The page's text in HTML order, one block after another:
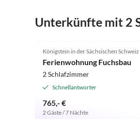
Unterkünfte mit 2
Königstein in der Sächsischen Schweiz
Ferienwohnung Fuchsbau
2 Schlafzimmer
Schnellantworter
765,- €
2 Gäste / 7 Nächte